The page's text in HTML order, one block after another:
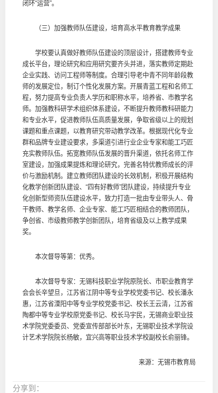
闭环“运营”。
（三）加强教师队伍建设，培育高水平教育教学成果
学校要认真做好教师队伍建设的顶层设计，搭建教师专业
成长平台，理论研究和应用研究要齐头并进，落实教师定期赴
企业实践、访问工程师等制度。合理引导老中青不同年龄段教
师的发展定位，制订个性化发展方案。开展青蓝工程和名师工
程，努力提高专业负责人学历和职称水平，培养省、市教学名
师。加强教科研学术组织体系建设，不断提升教师教科研能力
和专业水平，促进教师队伍高质量发展，争取省级以上的规划
课题和重点课题，以教育研究带动教学改革。根据现代化专业
群和品牌专业建设要求，多渠道引进行业企业专家和能工巧匠
充实教师队伍。拓宽教师队伍发展的晋升渠道，依托名师工作
室建设，加强成果提炼和理论研究，完善名特优教师成长的评
价与激励机制。建立教师团队建设的长效机制，积极开展结构
化教学创新团队建设、“四有好教师”团队建设，持续提升专业
化创新型师资队伍建设水平，致力打造一批由专业带头人、骨
干教师、教学名师、企业专家、能工巧匠相结合的教师团队，
争创省、市级教师教学创新团队，培育省级及以上教学成果
奖。
本次督导等第：优秀。
本次督导专家：无锡科技职业学院原院长、市职业教育学
会会长辛望旦，江苏省江阴中等专业学校党委书记、校长潘永
惠，江苏省溧阳中等专业学校党委书记、校长王云清，江苏省
陶都中等专业学校原党委书记、校长马宇民，无锡商业职业技
术学院党委委员、党委宣传部部长叶东，无锡职业技术学院设
计艺术学院院长杨敏，宜兴高等职业技术学校副校长俞丽锋。
来源：无锡市教育局
分享到：